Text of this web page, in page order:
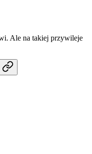
Ale na takiej przywileje